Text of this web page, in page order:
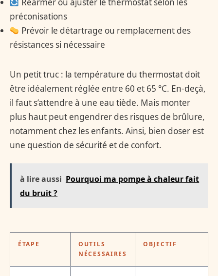
Réarmer ou ajuster le thermostat selon les
préconisations
Prévoir le détartrage ou remplacement des
résistances si nécessaire
Un petit truc : la température du thermostat doit
être idéalement réglée entre 60 et 65 °C. En-deçà,
il faut s’attendre à une eau tiède. Mais monter
plus haut peut engendrer des risques de brûlure,
notamment chez les enfants. Ainsi, bien doser est
une question de sécurité et de confort.
à lire aussi Pourquoi ma pompe à chaleur fait
du bruit ?
ÉTAPE
OUTILS
NÉCESSAIRES
OBJECTIF